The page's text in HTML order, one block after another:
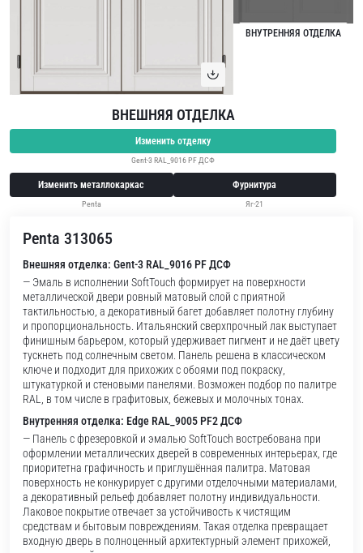
ВНУТРЕННЯЯ ОТДЕЛКА
ВНЕШНЯЯ ОТДЕЛКА
Изменить отделку
Gent-3 RAL_9016 PF ДСФ
Изменить металлокаркас
Penta
Фурнитура
Яг-21
Penta 313065
Внешняя отделка: Gent-3 RAL_9016 PF ДСФ
— Эмаль в исполнении SoftTouch формирует на поверхности
металлической двери ровный матовый слой с приятной
тактильностью, а декоративный багет добавляет полотну глубину
и пропорциональность. Итальянский сверхпрочный лак выступает
финишным барьером, который удерживает пигмент и не даёт цвету
тускнеть под солнечным светом. Панель решена в классическом
ключе и подходит для прихожих с обоями под покраску,
штукатуркой и стеновыми панелями. Возможен подбор по палитре
RAL, в том числе в графитовых, бежевых и молочных тонах.
Внутренняя отделка: Edge RAL_9005 PF2 ДСФ
— Панель с фрезеровкой и эмалью SoftTouch востребована при
оформлении металлических дверей в современных интерьерах, где
приоритетна графичность и приглушённая палитра. Матовая
поверхность не конкурирует с другими отделочными материалами,
а декоративный рельеф добавляет полотну индивидуальности.
Лаковое покрытие отвечает за устойчивость к чистящим
средствам и бытовым повреждениям. Такая отделка превращает
входную дверь в полноценный архитектурный элемент прихожей,